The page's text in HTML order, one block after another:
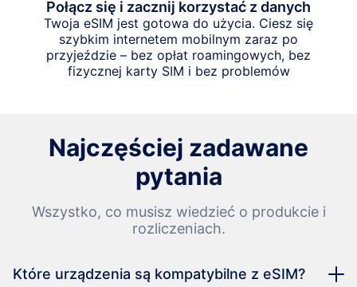
Połącz się i zacznij korzystać z danych
Twoja eSIM jest gotowa do użycia. Ciesz się
szybkim internetem mobilnym zaraz po
przyjeździe – bez opłat roamingowych, bez
fizycznej karty SIM i bez problemów
Najczęściej zadawane
pytania
Wszystko, co musisz wiedzieć o produkcie i
rozliczeniach.
Które urządzenia są kompatybilne z eSIM?